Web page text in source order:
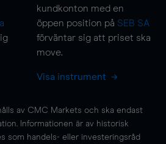
kundkonton med en
öppen position på SEB SA
förväntar sig att priset ska
move.
Visa instrument
av CMC Markets och ska endast
Informationen är av historisk
som handels- eller investeringsråd